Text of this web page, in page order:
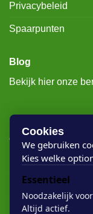
Privacybeleid
Spaarpunten
Blog
Bekijk hier onze
Rigostep Skylt
Rubio Monocoat
Houten vloer lak
Cookies
We gebruiken
Kies welke
Essentieel
Noodzakelijk
Altijd actief.